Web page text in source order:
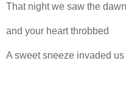
That night we saw the
and your heart throbbed
A sweet sneeze invaded us